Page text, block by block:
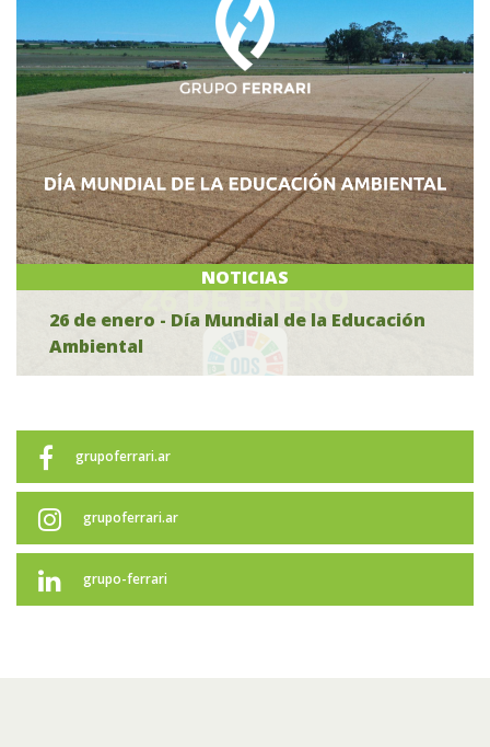
NOTICIAS
26 de enero - Día Mundial de la Educación
Ambiental
grupoferrari.ar
grupoferrari.ar
grupo-ferrari